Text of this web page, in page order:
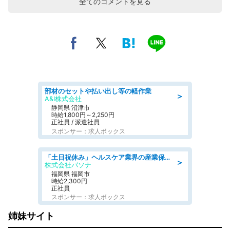
＞
部材のセットや払い出し等の軽作業
A&I株式会社
静岡県 沼津市
時給1,800円～2,250円
正社員 / 派遣社員
スポンサー：求人ボックス
＞
「土日祝休み」ヘルスケア業界の産業保健師/高時給/未経験OK/要資格:保健師、正看護師
株式会社パソナ
福岡県 福岡市
時給2,300円
正社員
スポンサー：求人ボックス
姉妹サイト